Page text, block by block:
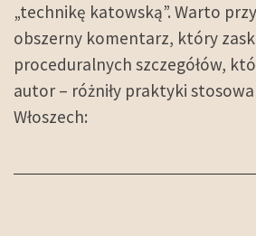
„technikę katowską”. Warto
obszerny komentarz, który
proceduralnych szczegółów,
autor – różniły praktyki
Włoszech: